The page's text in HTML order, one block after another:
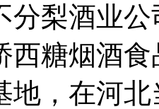
分梨酒业
西糖烟酒
地，在河